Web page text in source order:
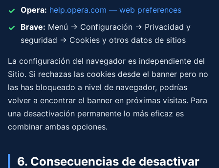
Opera: help.opera.com — web preferences
Brave: Menú → Configuración → Privacidad y
seguridad → Cookies y otros datos de sitios
La configuración del navegador es independiente del
Sitio. Si rechazas las cookies desde el banner pero no
las has bloqueado a nivel de navegador, podrías
volver a encontrar el banner en próximas visitas. Para
una desactivación permanente lo más eficaz es
combinar ambas opciones.
6. Consecuencias de desactivar